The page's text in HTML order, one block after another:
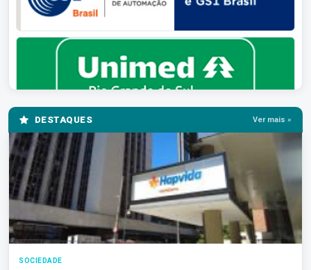
DESTAQUES Ver mais »
SOCIEDADE